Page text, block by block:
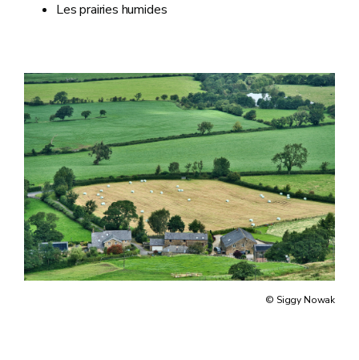
Les prairies humides
© Siggy Nowak